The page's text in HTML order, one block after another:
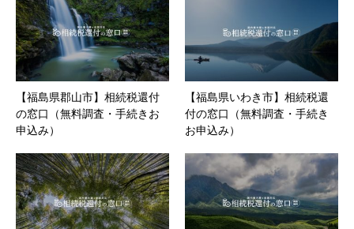
【福島県郡山市】相続税還付
の窓口（無料調査・手続きお
申込み）
【福島県いわき市】相続税還
付の窓口（無料調査・手続き
お申込み）